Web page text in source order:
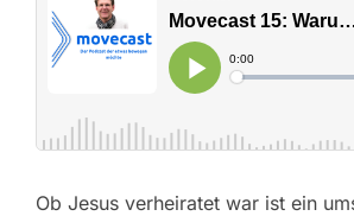
Ob Jesus verheiratet war ist ein